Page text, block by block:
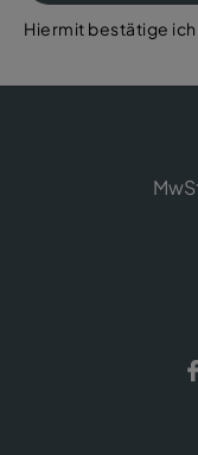
Hiermit bestätige ich